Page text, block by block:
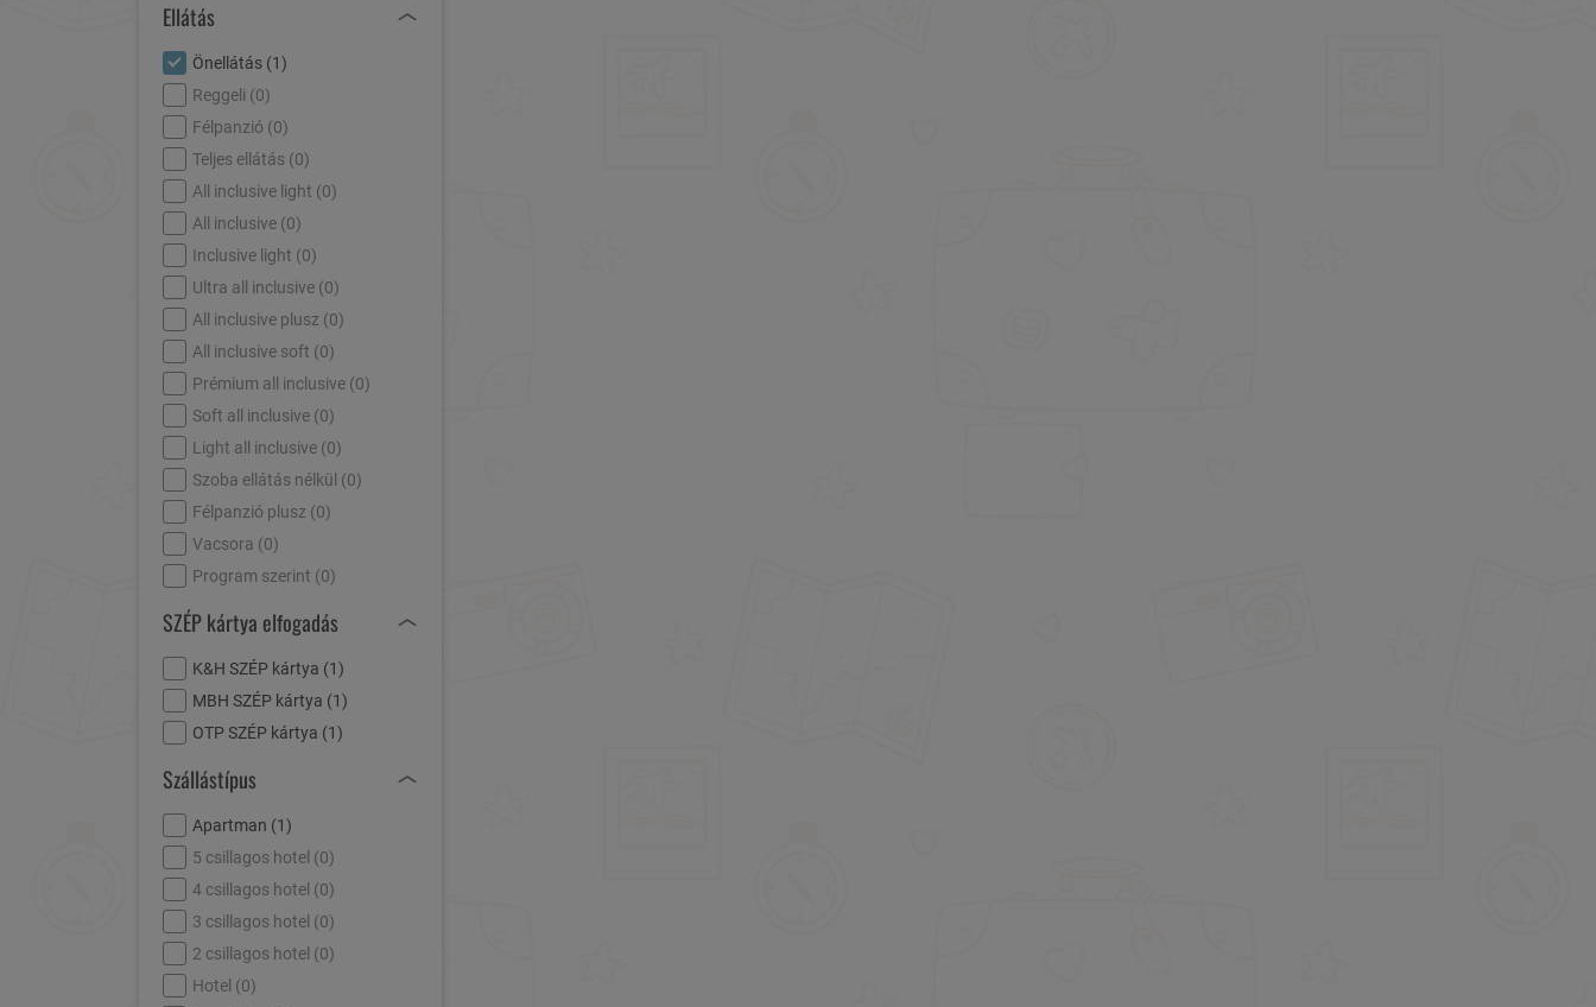
Ellátás
Önellátás (1)
Reggeli (0)
Félpanzió (0)
Teljes ellátás (0)
All inclusive light (0)
All inclusive (0)
Inclusive light (0)
Ultra all inclusive (0)
All inclusive plusz (0)
All inclusive soft (0)
Prémium all inclusive (0)
Soft all inclusive (0)
Light all inclusive (0)
Szoba ellátás nélkül (0)
Félpanzió plusz (0)
Vacsora (0)
Program szerint (0)
SZÉP kártya elfogadás
K&H SZÉP kártya (1)
MBH SZÉP kártya (1)
OTP SZÉP kártya (1)
Szállástípus
Apartman (1)
5 csillagos hotel (0)
4 csillagos hotel (0)
3 csillagos hotel (0)
2 csillagos hotel (0)
Hotel (0)